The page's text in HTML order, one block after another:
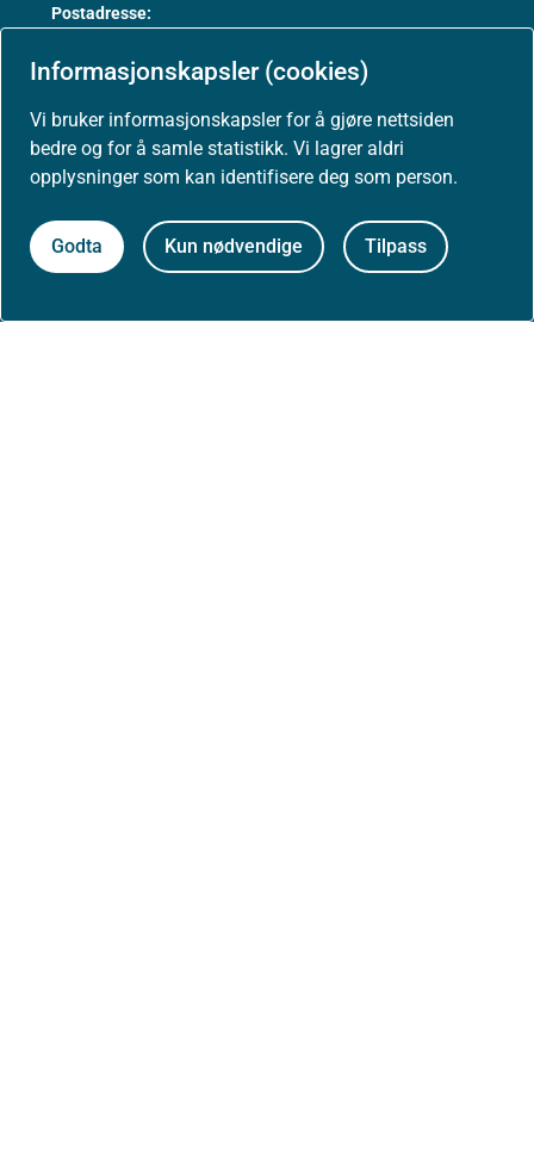
Informasjonskapsler (cookies)
Vi bruker informasjonskapsler for å gjøre nettsiden
bedre og for å samle statistikk. Vi lagrer aldri
opplysninger som kan identifisere deg som person.
Godta Kun nødvendige Tilpass
Postadresse:
Postboks 220, Skøyen
Aktuelt